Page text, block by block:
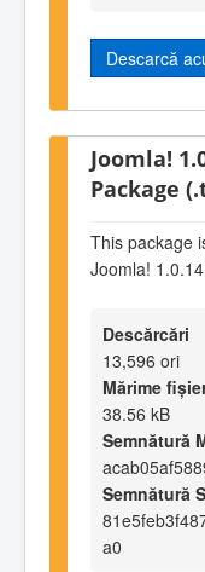
Descarcă
Joomla!
Package
This package
Joomla!
Descărcări
13,596 ori
Mărime
38.56 kB
Semnătură
Semnătură
a0